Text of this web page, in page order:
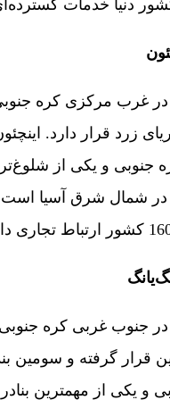
در غرب مرکزی کره
زرد قرار دارد.
جنوبی و یکی از
در شمال شرق آسیا است.
در جنوب غربی کره
قرار گرفته و سومین
و یکی از مهمترین